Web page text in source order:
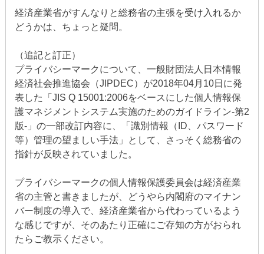
経済産業省がすんなりと総務省の主張を受け入れるか
どうかは、ちょっと疑問。
（追記と訂正）
プライバシーマークについて、一般財団法人日本情報
経済社会推進協会（JIPDEC）が2018年04月10日に発
表した「JIS Q 15001:2006をベースにした個人情報保
護マネジメントシステム実施のためのガイドライン-第2
版-」の一部改訂内容に、「識別情報（ID、パスワード
等）管理の望ましい手法」として、さっそく総務省の
指針が反映されていました。
プライバシーマークの個人情報保護委員会は経済産業
省の主管と書きましたが、どうやら内閣府のマイナン
バー制度の導入で、経済産業省から代わっているよう
な感じですが、そのあたり正確にご存知の方がおられ
たらご教示ください。